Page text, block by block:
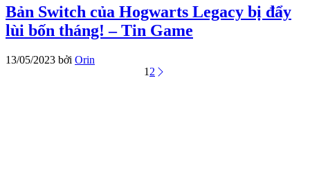
Bản Switch của Hogwarts Legacy bị đẩy
lùi bốn tháng! – Tin Game
13/05/2023 bởi Orin
1 2